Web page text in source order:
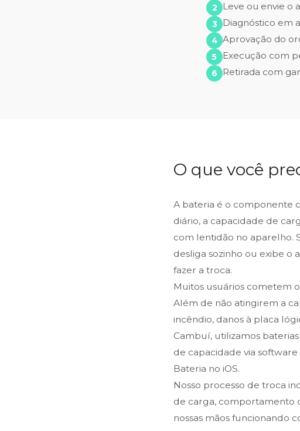
Leve ou envie o
Diagnóstico em
Aprovação do
Execução com
Retirada com
O que você
A bateria é o componente
diário, a capacidade de
com lentidão no aparelho.
desliga sozinho ou exibe o
fazer a troca.
Muitos usuários cometem
Além de não atingirem a
incêndio, danos à placa
Cambuí, utilizamos
de capacidade via
Bateria no iOS.
Nosso processo de troca
de carga, comportamento
nossas mãos funcionando